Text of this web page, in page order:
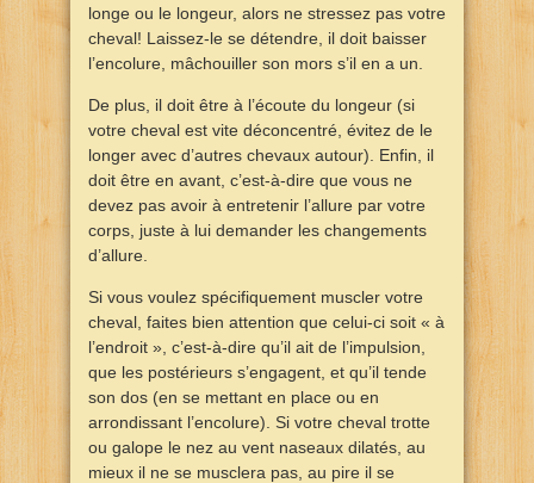
longe ou le longeur, alors ne stressez pas votre
cheval! Laissez-le se détendre, il doit baisser
l’encolure, mâchouiller son mors s’il en a un.
De plus, il doit être à l’écoute du longeur (si
votre cheval est vite déconcentré, évitez de le
longer avec d’autres chevaux autour). Enfin, il
doit être en avant, c’est-à-dire que vous ne
devez pas avoir à entretenir l’allure par votre
corps, juste à lui demander les changements
d’allure.
Si vous voulez spécifiquement muscler votre
cheval, faites bien attention que celui-ci soit « à
l’endroit », c’est-à-dire qu’il ait de l’impulsion,
que les postérieurs s’engagent, et qu’il tende
son dos (en se mettant en place ou en
arrondissant l’encolure). Si votre cheval trotte
ou galope le nez au vent naseaux dilatés, au
mieux il ne se musclera pas, au pire il se